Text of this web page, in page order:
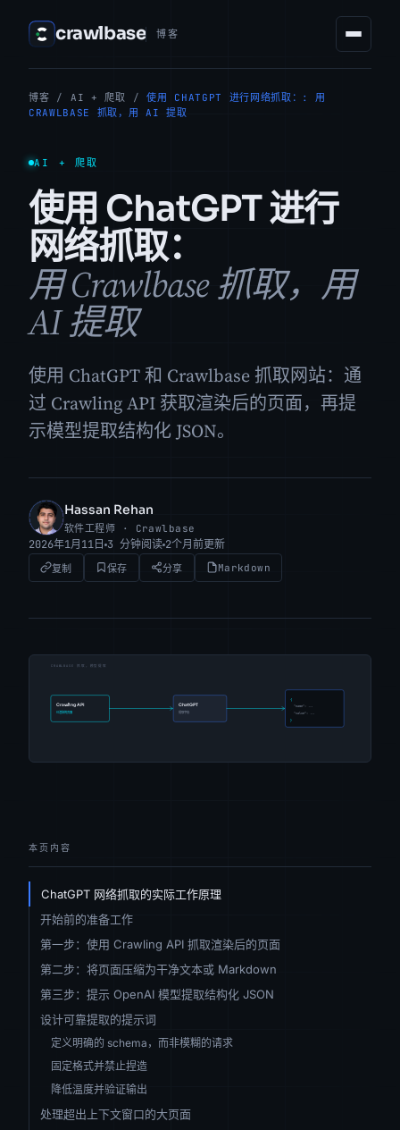
crawlbase 博客
博客 / AI + 爬取 /
使用 CHATGPT 进行网络抓取：: 用
CRAWLBASE 抓取，用 AI 提取
AI + 爬取
使用 ChatGPT 进行
网络抓取：
用 Crawlbase 抓取，用
AI 提取
使用 ChatGPT 和 Crawlbase 抓取网站：通
过 Crawling API 获取渲染后的页面，再提
示模型提取结构化 JSON。
HR
Hassan Rehan
软件工程师 · Crawlbase
2026年1月11日 3 分钟阅读 2个月前更新
复制 保存 分享 Markdown
本页内容
ChatGPT 网络抓取的实际工作原理
开始前的准备工作
第一步：使用 Crawling API 抓取渲染后的页面
第二步：将页面压缩为干净文本或 Markdown
第三步：提示 OpenAI 模型提取结构化 JSON
设计可靠提取的提示词
定义明确的 schema，而非模糊的请求
固定格式并禁止捏造
降低温度并验证输出
处理超出上下文窗口的大页面